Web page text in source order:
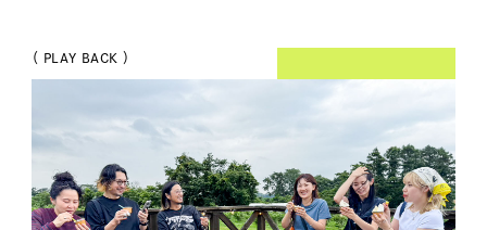
（ PLAY BACK ）